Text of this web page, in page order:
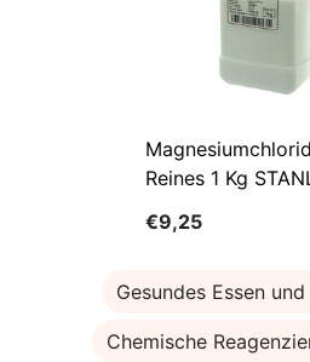
Reines 1 Kg
€9,25
Gesundes Essen
Chemische